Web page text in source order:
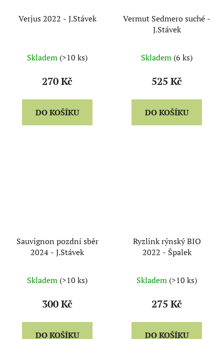
Verjus 2022 - J.Stávek
Skladem (>10 ks)
270 Kč
DO KOŠÍKU
Vermut Sedmero suché -
J.Stávek
Skladem (6 ks)
525 Kč
DO KOŠÍKU
Sauvignon pozdní sběr
2024 - J.Stávek
Skladem (>10 ks)
300 Kč
DO KOŠÍKU
Ryzlink rýnský BIO
2022 - Špalek
Skladem (>10 ks)
275 Kč
DO KOŠÍKU